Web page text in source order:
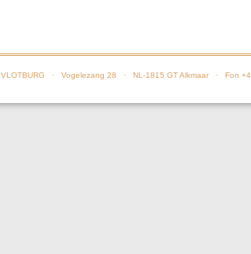
VLOTBURG · Vogelezang 28 · NL-1815 GT Alkmaar · Fon